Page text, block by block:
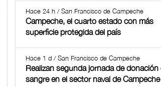
Hace 24 h / San Francisco de Campeche
Campeche, el cuarto estado con más
superficie protegida del país
Hace 1 d / San Francisco de Campeche
Realizan segunda jornada de donación
sangre en el sector naval de Campeche